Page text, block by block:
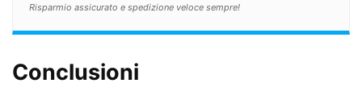
Risparmio assicurato e spedizione veloce sempre!
Conclusioni